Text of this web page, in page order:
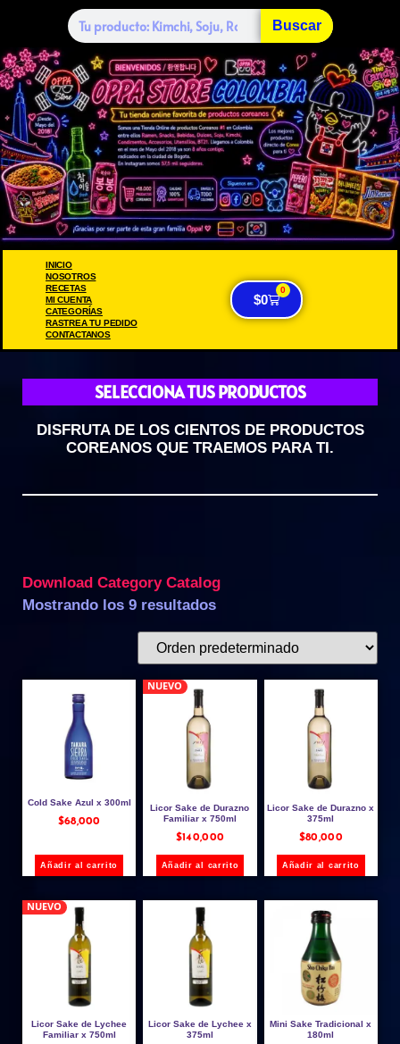
Buscar
INICIO
NOSOTROS
RECETAS
MI CUENTA
CATEGORÍAS
RASTREA TU PEDIDO
CONTACTANOS
$0
0
SELECCIONA TUS PRODUCTOS
DISFRUTA DE LOS CIENTOS DE PRODUCTOS
COREANOS QUE TRAEMOS PARA TI.
Download Category Catalog
Mostrando los 9 resultados
Cold Sake Azul x 300ml
$68,000
Añadir al carrito
NUEVO
Licor Sake de Durazno
Familiar x 750ml
$140,000
Añadir al carrito
Licor Sake de Durazno x
375ml
$80,000
Añadir al carrito
NUEVO
Licor Sake de Lychee
Familiar x 750ml
Licor Sake de Lychee x
375ml
Mini Sake Tradicional x
180ml